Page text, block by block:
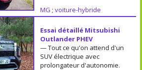
MG ; voiture-hybride
Essai détaillé Mitsubishi
Outlander PHEV
— Tout ce qu'on attend d'un
SUV électrique avec
prolongateur d'autonomie.